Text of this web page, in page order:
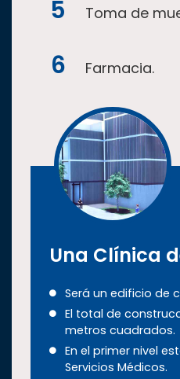
Toma de
Farmacia.
Una Clínica
Será un edificio de
El total de
metros cuadrados.
En el primer nivel
Servicios Médicos.